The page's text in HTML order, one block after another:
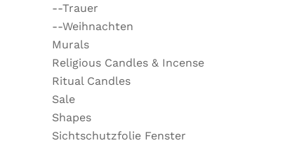
--Trauer
--Weihnachten
Murals
Religious Candles & Incense
Ritual Candles
Sale
Shapes
Sichtschutzfolie Fenster